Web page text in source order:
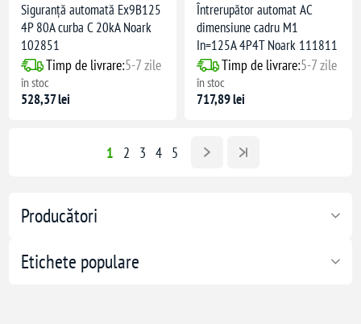
Producători
Etichete populare
Siguranță automată Ex9B125
4P 80A curba C 20kA Noark
102851
Timp de livrare:5-7 zile
în stoc
528,37 lei
Întrerupător automat AC
dimensiune cadru M1
In=125A 4P4T Noark 111811
Timp de livrare:5-7 zile
în stoc
717,89 lei
1 2 3 4 5